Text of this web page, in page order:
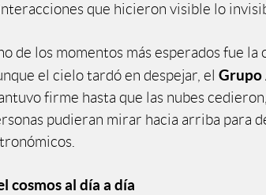
que hicieron visible lo
de los momentos más esperados fue la
el cielo tardó en despejar, el Grupo
firme hasta que las nubes
pudieran mirar hacia arriba para
cosmos al día a día